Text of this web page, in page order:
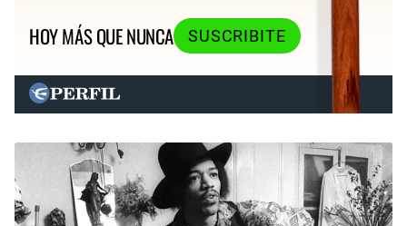
HOY MÁS QUE NUNCA
SUSCRIBITE